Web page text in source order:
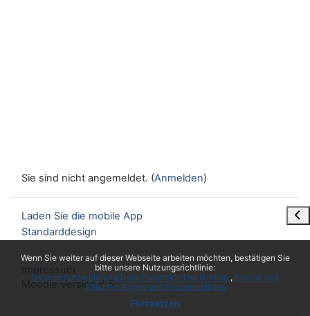
Wenn Sie weiter auf dieser Webseite arbeiten möchten, bestätigen Sie
bitte unsere Nutzungsrichtlinie:
Datenschutzerklärung/Data Protection Declaration
Rechte und
Pflichten/Rights and Responsibilities
Fortsetzen
Sie sind nicht angemeldet. (Anmelden)
Laden Sie die mobile App
Standarddesign
Moodle Version 4.5